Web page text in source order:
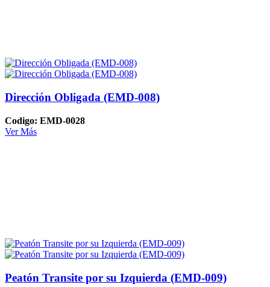
Dirección Obligada (EMD-008)
Codigo: EMD-0028
Ver Más
Peatón Transite por su Izquierda (EMD-009)